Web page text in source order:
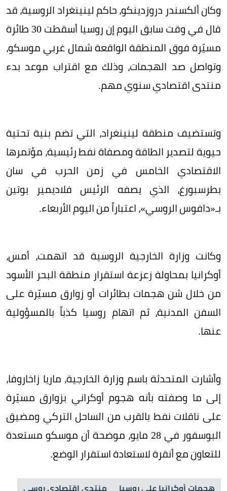
وكان ألكسندر دروزدينكو، حاكم لينينغراد الروسية، قد
قال في وقت سابق اليوم إن روسيا أسقطت 30 طائرة
مسيّرة فوق المنطقة الواقعة شمال غربي موسكو،
وتواصل صد الهجمات، وذلك مع اقتراب موعد بدء
منتدى اقتصادي سنوي مهم.
وتستضيف منطقة لينينغراد، التي تضم بنية تحتية
حيوية لتصدير الطاقة ومصفاة نفط رئيسية، مؤتمرها
الاقتصادي الخامس في زمن الحرب في سان
بطرسبورغ، الذي يصفه الرئيس فلاديمير بوتين
بـ«دافوس الروسي»، اعتباراً من اليوم الأربعاء.
وكانت وزارة الخارجية الروسية قد اتهمت، أمس،
أوكرانيا بمحاولة زعزعة استقرار منطقة البحر الأسود
من خلال شن هجمات بطائرات أو زوارق مسيّرة على
السفن المدنية، ثم اتهام روسيا كذباً بالمسؤولية
عنها.
وأشارت المتحدثة باسم وزارة الخارجية، ماريا زاخاروفا،
إلى ما وصفته بأنه هجوم أوكراني بزوارق مسيّرة
على ناقلات نفط بالقرب من الساحل التركي ومضيق
البوسفور في 28 مايو، موضحة أن موسكو مستعدة
للتعاون مع أنقرة لاستعادة استقرار الوضع.